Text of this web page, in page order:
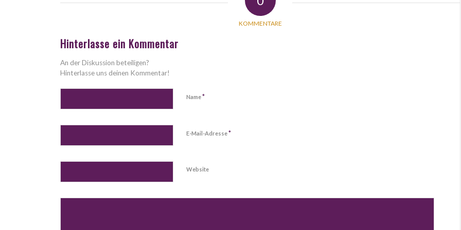
KOMMENTARE
Hinterlasse ein Kommentar
An der Diskussion beteiligen?
Hinterlasse uns deinen Kommentar!
Name*
E-Mail-Adresse*
Website